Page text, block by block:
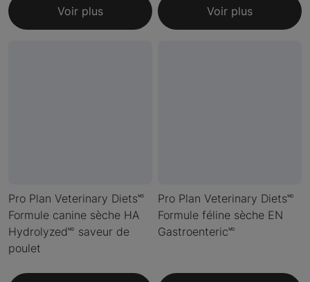
Voir plus Voir plus
Pro Plan Veterinary Diets🅫
Formule canine sèche HA
Hydrolyzed🅫 saveur de
poulet
Pro Plan Veterinary Diets🅫
Formule féline sèche EN
Gastroenteric🅫